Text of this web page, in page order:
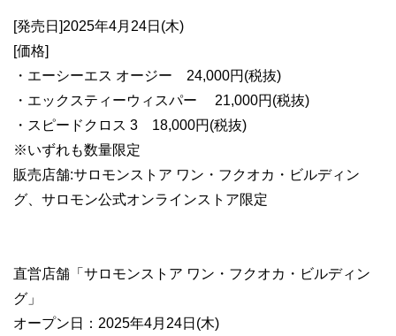
[発売日]2025年4月24日(木)
[価格]
・エーシーエス オージー 24,000円(税抜)
・エックスティーウィスパー 21,000円(税抜)
・スピードクロス 3 18,000円(税抜)
※いずれも数量限定
販売店舗:サロモンストア ワン・フクオカ・ビルディン
グ、サロモン公式オンラインストア限定
直営店舗「サロモンストア ワン・フクオカ・ビルディン
グ」
オープン日：2025年4月24日(木)